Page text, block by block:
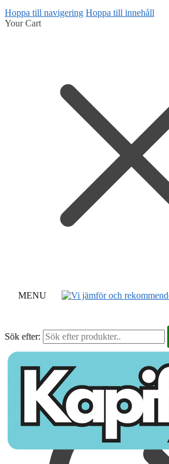
Hoppa till navigering Hoppa till innehåll
Your Cart
MENU
Sök efter:
Sök efter: